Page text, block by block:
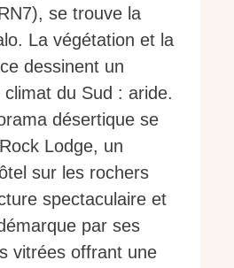
se trouve la
La végétation et la
dessinent un
du Sud : aride.
désertique se
Lodge, un
sur les rochers
spectaculaire et
par ses
vitrées offrant une